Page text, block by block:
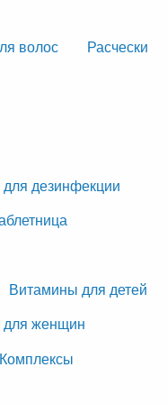
волос
Расчески
дезинфекции
Витамины для детей
женщин
Комплексы